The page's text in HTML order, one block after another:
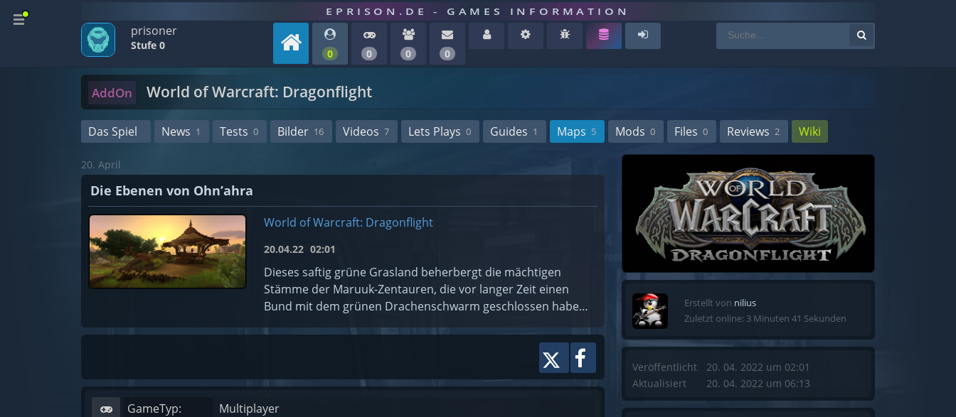
EPRISON.DE - GAMES INFORMATION
prisoner
Stufe 0
0 0 0 0
AddOn World of Warcraft: Dragonflight
Das Spiel News 1 Tests 0 Bilder 16 Videos 7 Lets Plays 0 Guides 1 Maps 5 Mods 0 Files 0 Reviews 2 Wiki
20. April
Die Ebenen von Ohn’ahra
World of Warcraft: Dragonflight
20.04.22 02:01
Dieses saftig grüne Grasland beherbergt die mächtigen
Stämme der Maruuk-Zentauren, die vor langer Zeit einen
Bund mit dem grünen Drachenschwarm geschlossen haben.
GameTyp:
Multiplayer
Erstellt von nilius
Zuletzt online: 3 Minuten 41 Sekunden
Veröffentlicht
Aktualisiert
20. 04. 2022 um 02:01
20. 04. 2022 um 06:13